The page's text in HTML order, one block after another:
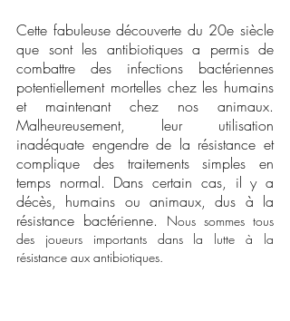
Cette fabuleuse découverte du 20e siècle
que sont les antibiotiques a permis de
combattre des infections bactériennes
potentiellement mortelles chez les humains
et maintenant chez nos animaux.
Malheureusement, leur utilisation
inadéquate engendre de la résistance et
complique des traitements simples en
temps normal. Dans certain cas, il y a
décès, humains ou animaux, dus à la
résistance bactérienne.
Nous sommes tous
des joueurs importants dans la lutte à la
résistance aux antibiotiques.